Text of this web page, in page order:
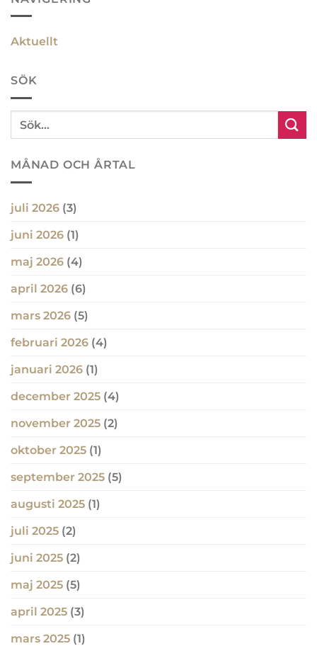
Aktuellt
SÖK
MÅNAD OCH ÅRTAL
juli 2026 (3)
juni 2026 (1)
maj 2026 (4)
april 2026 (6)
mars 2026 (5)
februari 2026 (4)
januari 2026 (1)
december 2025 (4)
november 2025 (2)
oktober 2025 (1)
september 2025 (5)
augusti 2025 (1)
juli 2025 (2)
juni 2025 (2)
maj 2025 (5)
april 2025 (3)
mars 2025 (1)